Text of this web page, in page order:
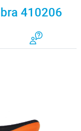
410206